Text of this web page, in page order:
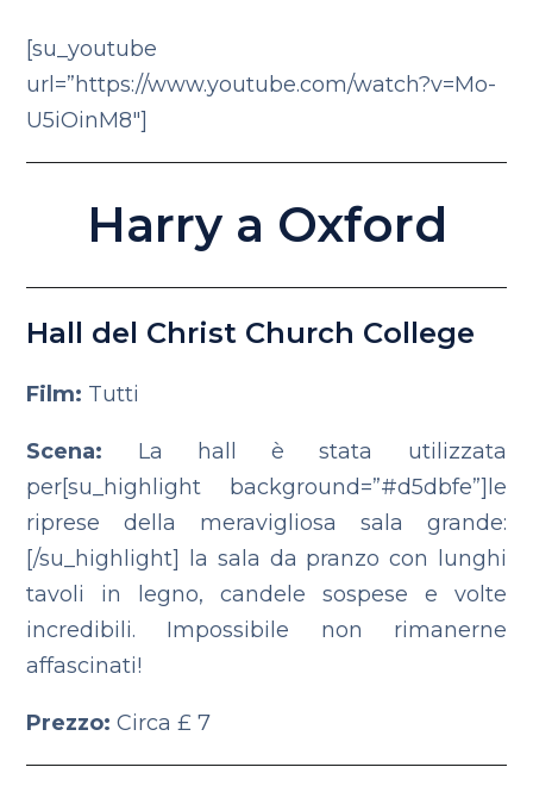
[su_youtube
url=”https://www.youtube.com/watch?v=Mo-
U5iOinM8″]
Harry a Oxford
Hall del Christ Church College
Film: Tutti
Scena: La hall è stata utilizzata
per[su_highlight background=”#d5dbfe”]le
riprese della meravigliosa sala grande:
[/su_highlight] la sala da pranzo con lunghi
tavoli in legno, candele sospese e volte
incredibili. Impossibile non rimanerne
affascinati!
Prezzo: Circa £ 7